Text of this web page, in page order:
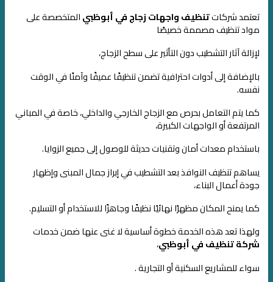
تعتمد شركاتتنظيف واجهات زجاج في أبوظبيالمتخصصة على
مواد تنظيف مصممة خصيصًا
لإزالة آثار التشطيب دون التأثير على سطح الزجاج،
بالإضافة إلى أدوات احترافية تضمن تنظيفًا عميقًا وآمنًا في الوقت
نفسه.
كما يتم التعامل بحرص مع الزجاج الخارجي والداخلي، خاصة في المباني
المرتفعة أو الواجهات الكبيرة،
باستخدام معدات أمان وتقنيات حديثة للوصول إلى جميع الزوايا.
يساهم تنظيف النوافذ بعد التشطيب في إبراز جمال المبنى وإظهار
جودة أعمال البناء،
كما يمنح المكان مظهرًا نهائيًا نظيفًا وجاهزًا للاستخدام أو التسليم.
ولهذا تعد هذه الخدمة خطوة أساسية لا غنى عنها ضمن خدمات
شركة تنظيف في أبوظبي،
سواء للمشاريع السكنية أو التجارية .